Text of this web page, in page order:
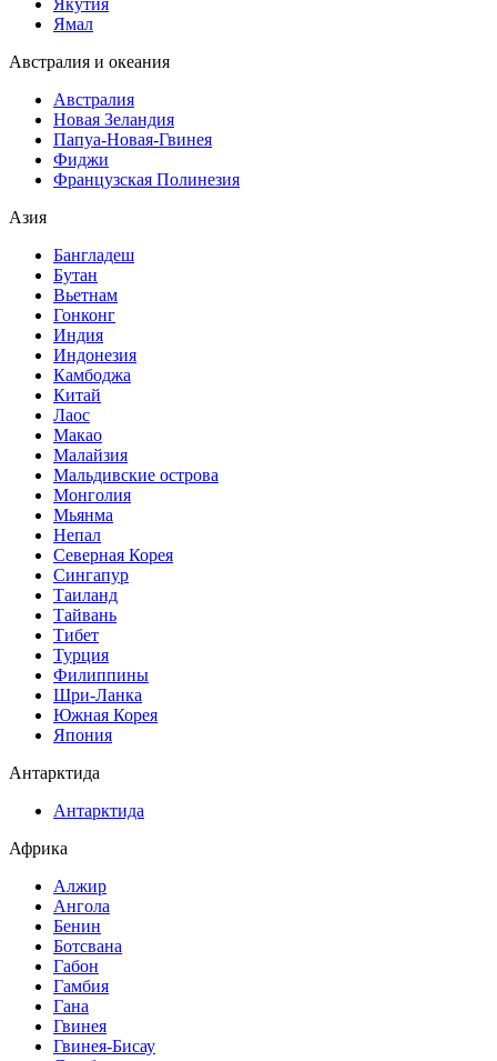
Якутия
Ямал
Австралия и океания
Австралия
Новая Зеландия
Папуа-Новая-Гвинея
Фиджи
Французская Полинезия
Азия
Бангладеш
Бутан
Вьетнам
Гонконг
Индия
Индонезия
Камбоджа
Китай
Лаос
Макао
Малайзия
Мальдивские острова
Монголия
Мьянма
Непал
Северная Корея
Сингапур
Таиланд
Тайвань
Тибет
Турция
Филиппины
Шри-Ланка
Южная Корея
Япония
Антарктида
Антарктида
Африка
Алжир
Ангола
Бенин
Ботсвана
Габон
Гамбия
Гана
Гвинея
Гвинея-Бисау